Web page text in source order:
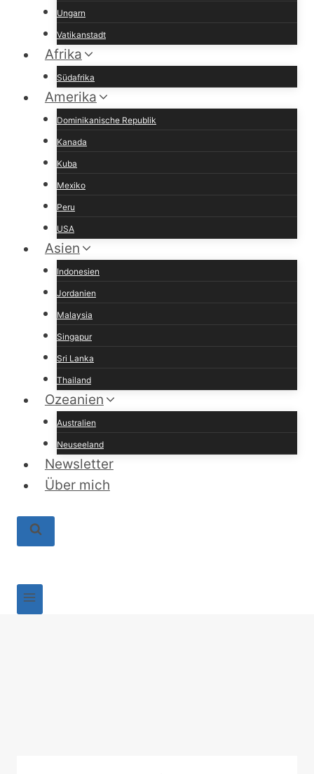
Ungarn
Vatikanstadt
Afrika
Südafrika
Amerika
Dominikanische Republik
Kanada
Kuba
Mexiko
Peru
USA
Asien
Indonesien
Jordanien
Malaysia
Singapur
Sri Lanka
Thailand
Ozeanien
Australien
Neuseeland
Newsletter
Über mich